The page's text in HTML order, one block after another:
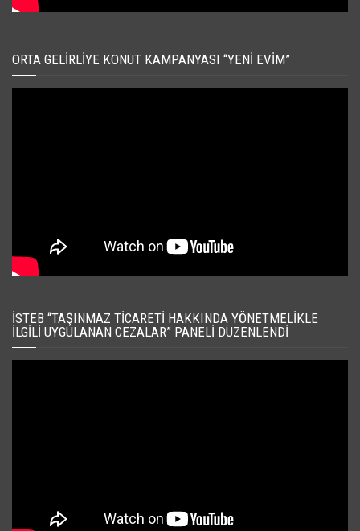
ORTA GELIRLIYE KONUT KAMPANYASI “YENI EVIM”
İSTEB “TAŞINMAZ TICARETI HAKKINDA YÖNETMELIKLE
İLGILI UYGULANAN CEZALAR” PANELI DÜZENLENDI